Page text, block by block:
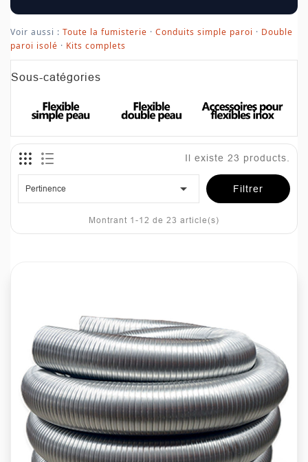
Voir aussi : Toute la fumisterie · Conduits simple paroi · Double
paroi isolé · Kits complets
Sous-catégories
Il existe 23 products.
Pertinence  Filtrer
Montrant 1-12 de 23 article(s)